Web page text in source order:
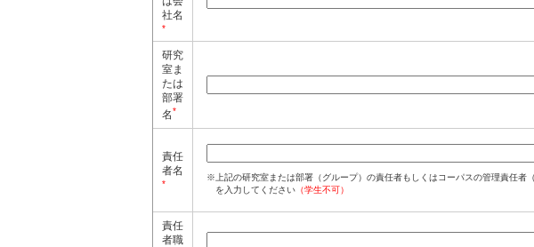
社名
*
研究
室ま
たは
部署
名*
責任
者名
*
※上記の研究室または部署（グループ）の責任者もしくはコーパスの管理責任者
を入力してください （学生不可）
責任
者職